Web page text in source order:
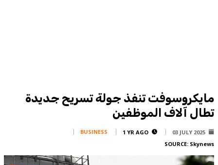
Contact
مايكروسوفت تنفذ جولة تسريح جديدة
تطال آلاف الموظفين
03 JULY 2025
1 YR AGO
BUSINESS
SOURCE: Skynews